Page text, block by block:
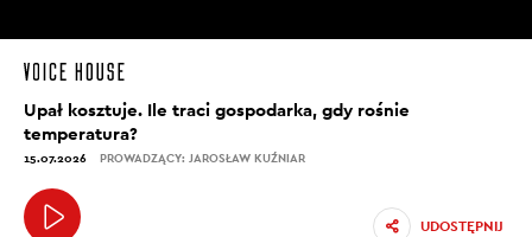
Upał kosztuje. Ile traci gospodarka, gdy rośnie
temperatura?
15.07.2026 PROWADZĄCY: JAROSŁAW KUŹNIAR
UDOSTĘPNIJ